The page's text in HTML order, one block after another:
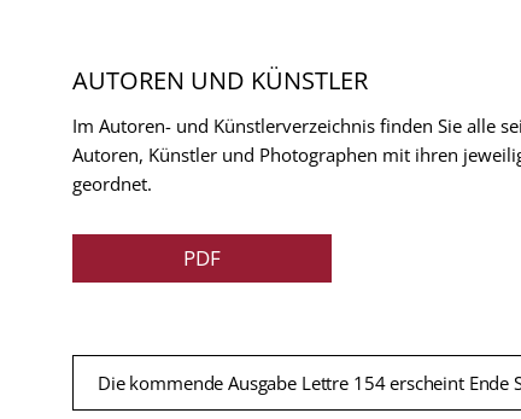
AUTOREN UND KÜNSTLER
Im Autoren- und Künstlerverzeichnis finden Sie alle
Autoren, Künstler und Photographen mit ihren
geordnet.
PDF
Die kommende Ausgabe Lettre 154 erscheint Ende